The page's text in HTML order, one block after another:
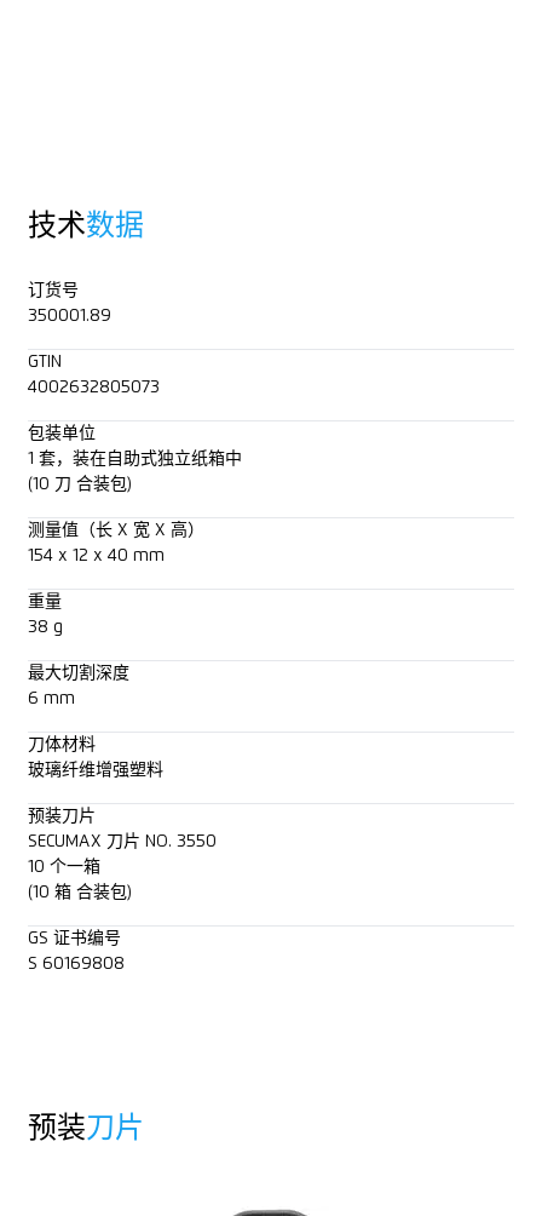
技术数据
订货号
350001.89
GTIN
4002632805073
包装单位
1 套，装在自助式独立纸箱中
(10 刀 合装包)
测量值（长 X 宽 X 高）
154 x 12 x 40 mm
重量
38 g
最大切割深度
6 mm
刀体材料
玻璃纤维增强塑料
预装刀片
SECUMAX 刀片 NO. 3550
10 个一箱
(10 箱 合装包)
GS 证书编号
S 60169808
预装 刀片